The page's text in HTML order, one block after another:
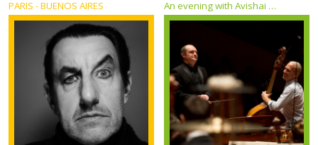
PARIS - BUENOS AIRES
An evening with Avishai Cohen